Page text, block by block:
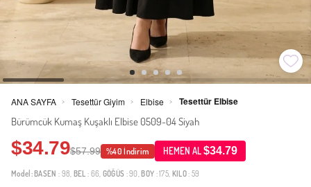
ANA SAYFA > Tesettür Giyim > Elbise > Tesettür Elbise
Bürümcük Kumaş Kuşaklı Elbise 0509-04 Siyah
$34.79$57.99 %40 İndirim HEMEN AL$34.79
Model: BASEN : 98, BEL : 66, GÖĞÜS : 90, BOY : 175, KILO: 59